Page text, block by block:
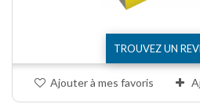
TROUVEZ UN
Ajouter à mes favoris